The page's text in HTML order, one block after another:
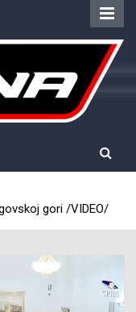
gori /VIDEO/